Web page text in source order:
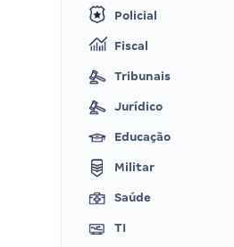
Policial
Fiscal
Tribunais
Jurídico
Educação
Militar
Saúde
TI